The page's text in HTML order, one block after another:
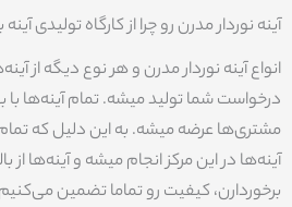
آینه نوردار مدرن رو چرا از کارگاه تولیدی
انواع آینه نوردار مدرن و هر نوع دیگه از
درخواست شما تولید میشه. تمام آینه‌ها
مشتری‌ها عرضه میشه. به این دلیل که
آینه‌ها در این مرکز انجام میشه و آینه‌ها از
برخوردارن، کیفیت رو تماما تضمین